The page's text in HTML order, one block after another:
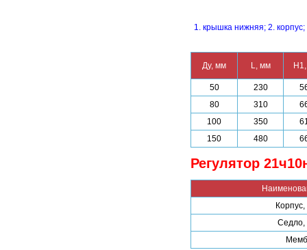
1. крышка нижняя; 2.
Ду, мм L, мм
50 230
80
310
100
350
150
480
Регулятор
Седло,